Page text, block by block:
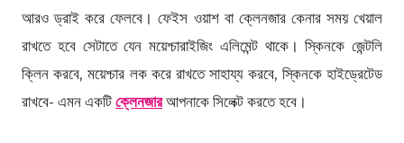
আরও ড্রাই করে ফেলবে। ফেইস ওয়াশ বা ক্লেনজার কেনার সময় খেয়াল
রাখতে হবে সেটাতে যেন ময়েশ্চারাইজিং এলিমেন্ট থাকে। স্কিনকে জেন্টলি
ক্লিন করবে, ময়েশ্চার লক করে রাখতে সাহায্য করবে, স্কিনকে হাইড্রেটেড
রাখবে- এমন একটি ক্লেনজারআপনাকে সিলেক্ট করতে হবে।